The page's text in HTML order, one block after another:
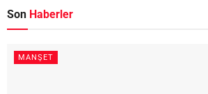
Son Haberler
MANŞET